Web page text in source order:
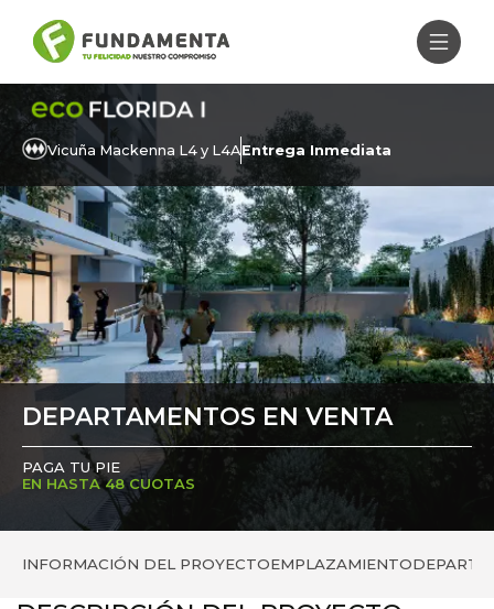
Vicuña Mackenna L4 y L4AEntrega Inmediata
DEPARTAMENTOS EN VENTA
PAGA TU PIE
EN HASTA 48 CUOTAS
INFORMACIÓN DEL PROYECTOEMPLAZAMIENTO